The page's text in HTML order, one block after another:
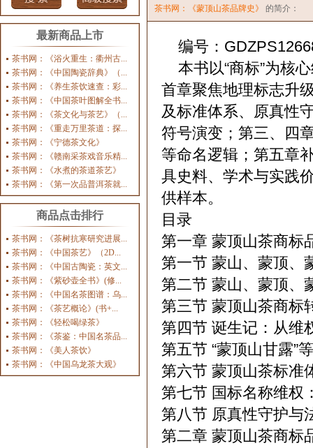
最新商品上市
茶书网：《浴火重生：衢州古...
茶书网：《中国陶瓷辞典》（...
茶书网：《养生茶饮速查：彩...
茶书网：《中国茶叶图解全书...
茶书网：《茶文化与茶艺》（...
茶书网：《重走万里茶道：探...
茶书网：《宁德茶文化》
茶书网：《赣南采茶戏音乐精...
茶书网：《水煮的茶道茶艺》
茶书网：《第一次品普洱茶就...
商品点击排行
茶书网：《茶树抗寒研究进展...
茶书网：《中国茶艺》（2D...
茶书网：《中国古陶瓷：英文...
茶书网：《紫砂壶全书》(修...
茶书网：《中国名茶图谱：乌...
茶书网：《茶艺概论》(书+...
茶书网：《轻松喝绿茶》
茶书网：《茶鉴：中国名茶品...
茶书网：《美人茶饮》
茶书网：《中国乌龙茶大观》
茶书网：《蒙顶山茶品牌史》 的简介：
编号：
本书以“商标”为核
首章聚焦地理标志升
及标准体系、原真性
符号演变；第三、四
等命名逻辑；第五章
具史料、学术与实践
供样本。
目录
第一章 蒙顶山茶商标
第一节 蒙山、蒙顶、
第二节 蒙山、蒙顶、
第三节 蒙顶山茶商标
第四节 诞生记：从维
第五节 “蒙顶山甘露”
第六节 蒙顶山茶标准
第七节 国标名称维权
第八节 原真性守护与
第二章 蒙顶山茶商标